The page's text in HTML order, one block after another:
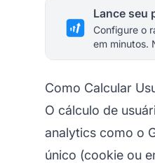
Configure o
em minutos.
de crédito.
Como Calcular
O cálculo de
analytics como o
único (cookie ou